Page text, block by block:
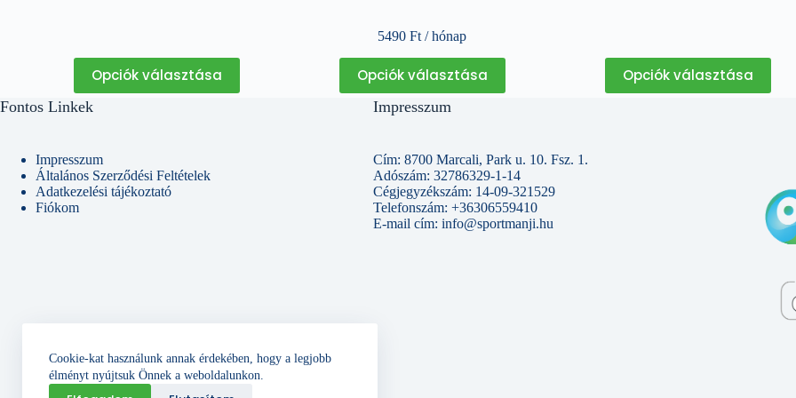
Cookie-kat használunk annak érdekében, hogy a legjobb
élményt nyújtsuk Önnek a weboldalunkon.
Opciók választása
Ennek
a
terméknek
változatok
a
5490Ft / hónap
Opciók választása
Ennek
a
terméknek
több
A
változatok
a
termékoldalon
választhatók
Opciók választása
Ennek
a
terméknek
Fontos Linkek
Impresszum
Általános Szerződési Feltételek
Adatkezelési tájékoztató
Fiókom
Impresszum
Cím: 8700 Marcali, Park u. 10. Fsz. 1.
Adószám: 32786329-1-14
Cégjegyzékszám: 14-09-321529
Telefonszám: +36306559410
E-mail cím: info@sportmanji.hu